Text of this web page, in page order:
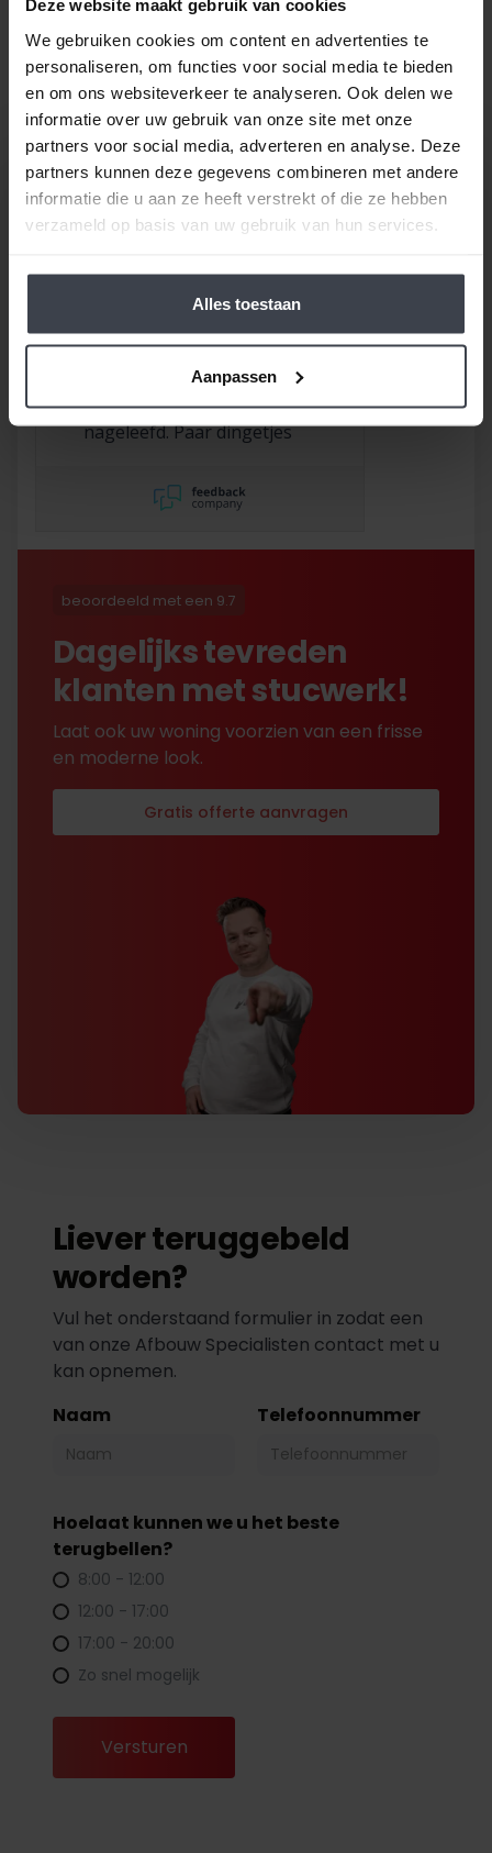
Deze website maakt gebruik van cookies
We gebruiken cookies om content en advertenties te
personaliseren, om functies voor social media te bieden
en om ons websiteverkeer te analyseren. Ook delen we
informatie over uw gebruik van onze site met onze
partners voor social media, adverteren en analyse. Deze
partners kunnen deze gegevens combineren met andere
informatie die u aan ze heeft verstrekt of die ze hebben
verzameld op basis van uw gebruik van hun services.
Alles toestaan
Aanpassen
Gewoon bij u thuis, voor een echte Slegers
Spuitwerken prijs.
9/10 Rob
Goed bedrijf waar
afspraken worden
nageleefd. Paar dingetjes
korting gekregen. Duurde
lang eer ik de sleutel
met excuses , maar na
is alles toch na
beoordeeld met een 9.7
Dagelijks tevreden
klanten met stucwerk!
Laat ook uw woning voorzien van een frisse
en moderne look.
Gratis offerte aanvragen
Liever teruggebeld
worden?
Vul het onderstaand formulier in zodat een
van onze Afbouw Specialisten contact met u
kan opnemen.
Naam
Telefoonnummer
Hoelaat kunnen we u het beste
terugbellen?
8:00 - 12:00
12:00 - 17:00
17:00 - 20:00
Zo snel mogelijk